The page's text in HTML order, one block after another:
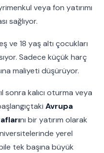
veya fon yatırımı
sağlıyor.
ve 18 yaş altı çocukları
Sadece küçük harç
maliyeti düşürüyor.
sonra kalıcı oturma veya
Avrupa
nı bir yatırım olarak
yerel
tek başına büyük